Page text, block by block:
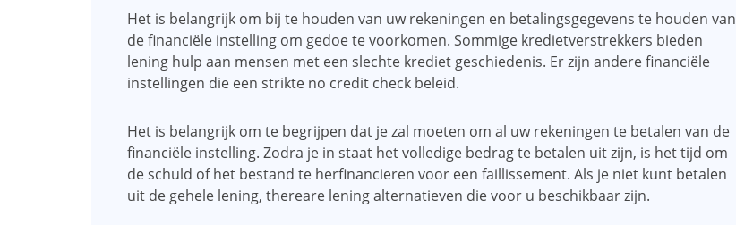
Het is belangrijk om bij te houden van uw rekeningen en betalingsgegevens te houden van
de financiële instelling om gedoe te voorkomen. Sommige kredietverstrekkers bieden
lening hulp aan mensen met een slechte krediet geschiedenis. Er zijn andere financiële
instellingen die een strikte no credit check beleid.
Het is belangrijk om te begrijpen dat je zal moeten om al uw rekeningen te betalen van de
financiële instelling. Zodra je in staat het volledige bedrag te betalen uit zijn, is het tijd om
de schuld of het bestand te herfinancieren voor een faillissement. Als je niet kunt betalen
uit de gehele lening, thereare lening alternatieven die voor u beschikbaar zijn.